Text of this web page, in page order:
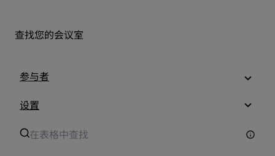
查找您的会议室
参与者
设置